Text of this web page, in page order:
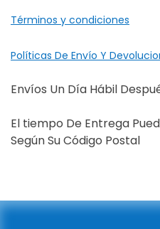
Términos y condiciones
Políticas De Envío Y
Envíos Un Día Hábil
El tiempo De Entrega
Según Su Código Postal